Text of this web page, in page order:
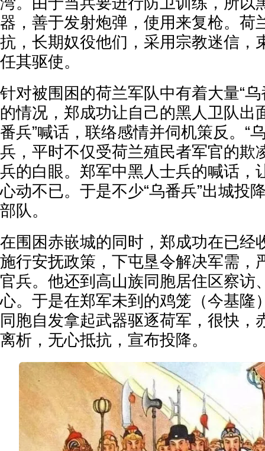
器，善于发射炮弹，使用来复枪。荷
抗，长期奴役他们，采用宗教迷信，
任其驱使。
针对被围困的荷兰军队中有着大量“
的情况，郑成功让自己的黑人卫队出
番兵”喊话，联络感情并伺机策反。“
兵，平时不仅受荷兰殖民者军官的欺
兵的白眼。郑军中黑人士兵的喊话，
心动不已。于是不少“乌番兵”出城投
部队。
在围困赤嵌城的同时，郑成功在已经
施行安抚政策，下屯垦令解决军需，
官兵。他还到高山族同胞居住区察访
心。于是在郑军未到的鸡笼（今基隆
同胞自发拿起武器驱逐荷军，很快，
离析，无心抵抗，宣布投降。